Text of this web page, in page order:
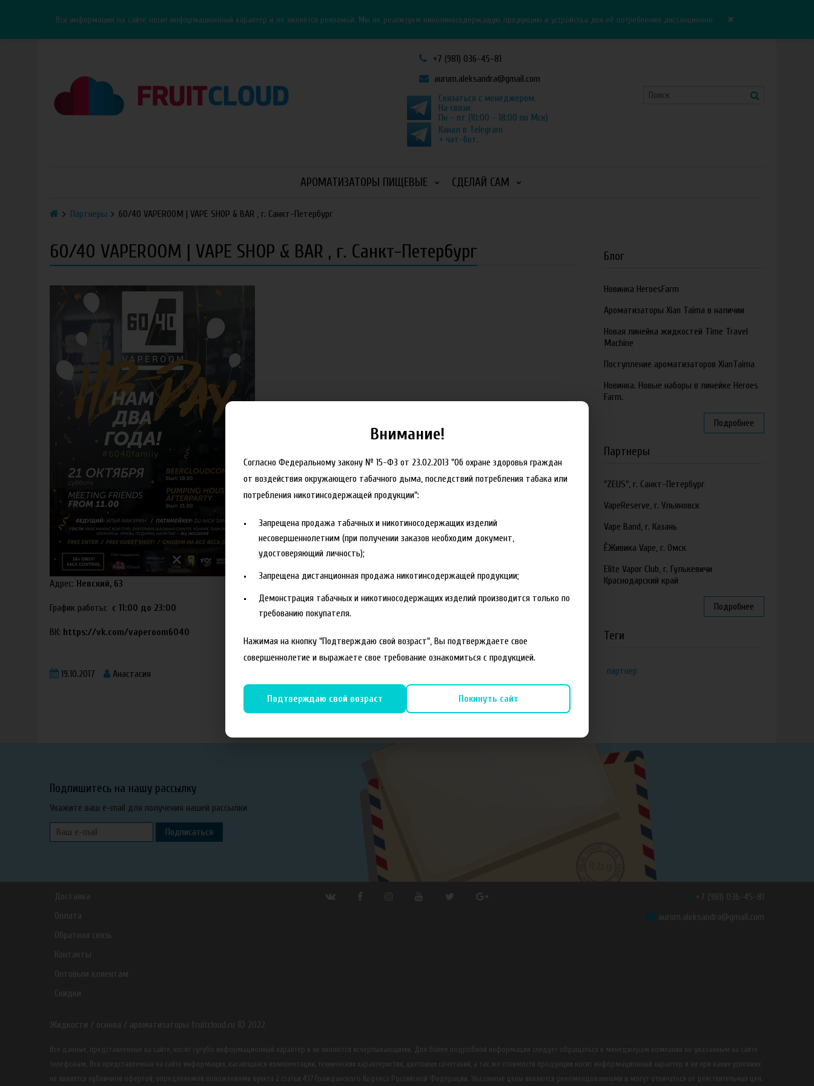
Вся информация на сайте носит информационный характер и не является рекламой. Мы не реализуем никотиносодержащую продукцию и устройства для её потребления дистанционно. ×
+7 (981) 036-45-81
aurum.aleksandra@gmail.com
Связаться с менеджером.
На связи:
Пн - пт (10:00 - 18:00 по Мск)
Канал в Telegram
+ чат-бот.
АРОМАТИЗАТОРЫ ПИЩЕВЫЕ СДЕЛАЙ САМ
Партнеры 60/40 VAPEROOM | VAPE SHOP & BAR , г. Санкт-Петербург
60/40 VAPEROOM | VAPE SHOP & BAR , г. Санкт-Петербург
Адрес: Невский, 63
График работы: с 11:00 до 23:00
ВК: https://vk.com/vaperoom6040
19.10.2017 Анастасия
Блог
Новинка HeroesFarm
Ароматизаторы Xian Taima в наличии
Новая линейка жидкостей Time Travel
Machine
Поступление ароматизаторов XianTaima
Новинка. Новые наборы в линейке Heroes
Farm.
Подробнее
Партнеры
"ZEUS", г. Санкт-Петербург
VapeReserve, г. Ульяновск
Vape Band, г. Казань
ЁЖивика Vape, г. Омск
Elite Vapor Club, г. Гулькевичи
Краснодарский край
Подробнее
Теги
партнер
Подпишитесь на нашу рассылку
Укажите ваш e-mail для получения нашей рассылки
Подписаться
Доставка
Оплата
Обратная связь
Контакты
Оптовым клиентам
Скидки
+7 (981) 036-45-81
aurum.aleksandra@gmail.com
Жидкости / основа / ароматизаторы fruitcloud.ru © 2022
Все данные, представленные на сайте, носят сугубо информационный характер и не являются исчерпывающими. Для более подробной информации следует обращаться к менеджерам компании по указанным на сайте
телефонам. Вся представленная на сайте информация, касающаяся комплектации, технических характеристик, цветовых сочетаний, а так же стоимости продукции носит информационный характер и ни при каких условиях
не является публичной офертой, определяемой положениями пункта 2 статьи 437 Гражданского Кодекса Российской Федерации. Указанные цены являются рекомендованными и могут отличаться от действительных цен.
Внимание!
Согласно Федеральному закону № 15-ФЗ от 23.02.2013 "Об охране здоровья граждан
от воздействия окружающего табачного дыма, последствий потребления табака или
потребления никотинсодержащей продукции":
Запрещена продажа табачных и никотиносодержащих изделий
несовершеннолетним (при получении заказов необходим документ,
удостоверяющий личность);
Запрещена дистанционная продажа никотинсодержащей продукции;
Демонстрация табачных и никотиносодержащих изделий производится только по
требованию покупателя.
Нажимая на кнопку "Подтверждаю свой возраст", Вы подтверждаете свое
совершеннолетие и выражаете свое требование ознакомиться с продукцией.
Подтверждаю свой возраст Покинуть сайт